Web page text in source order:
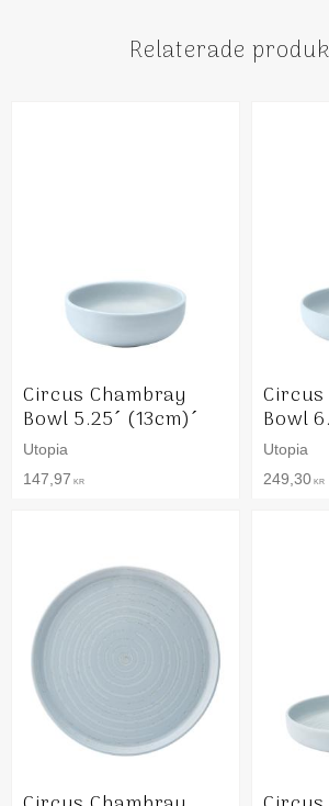
Relaterade
Circus Chambray
Bowl 5.25´ (13cm)´
Utopia
147,97 KR
Bowl
Utopia
249,30 KR